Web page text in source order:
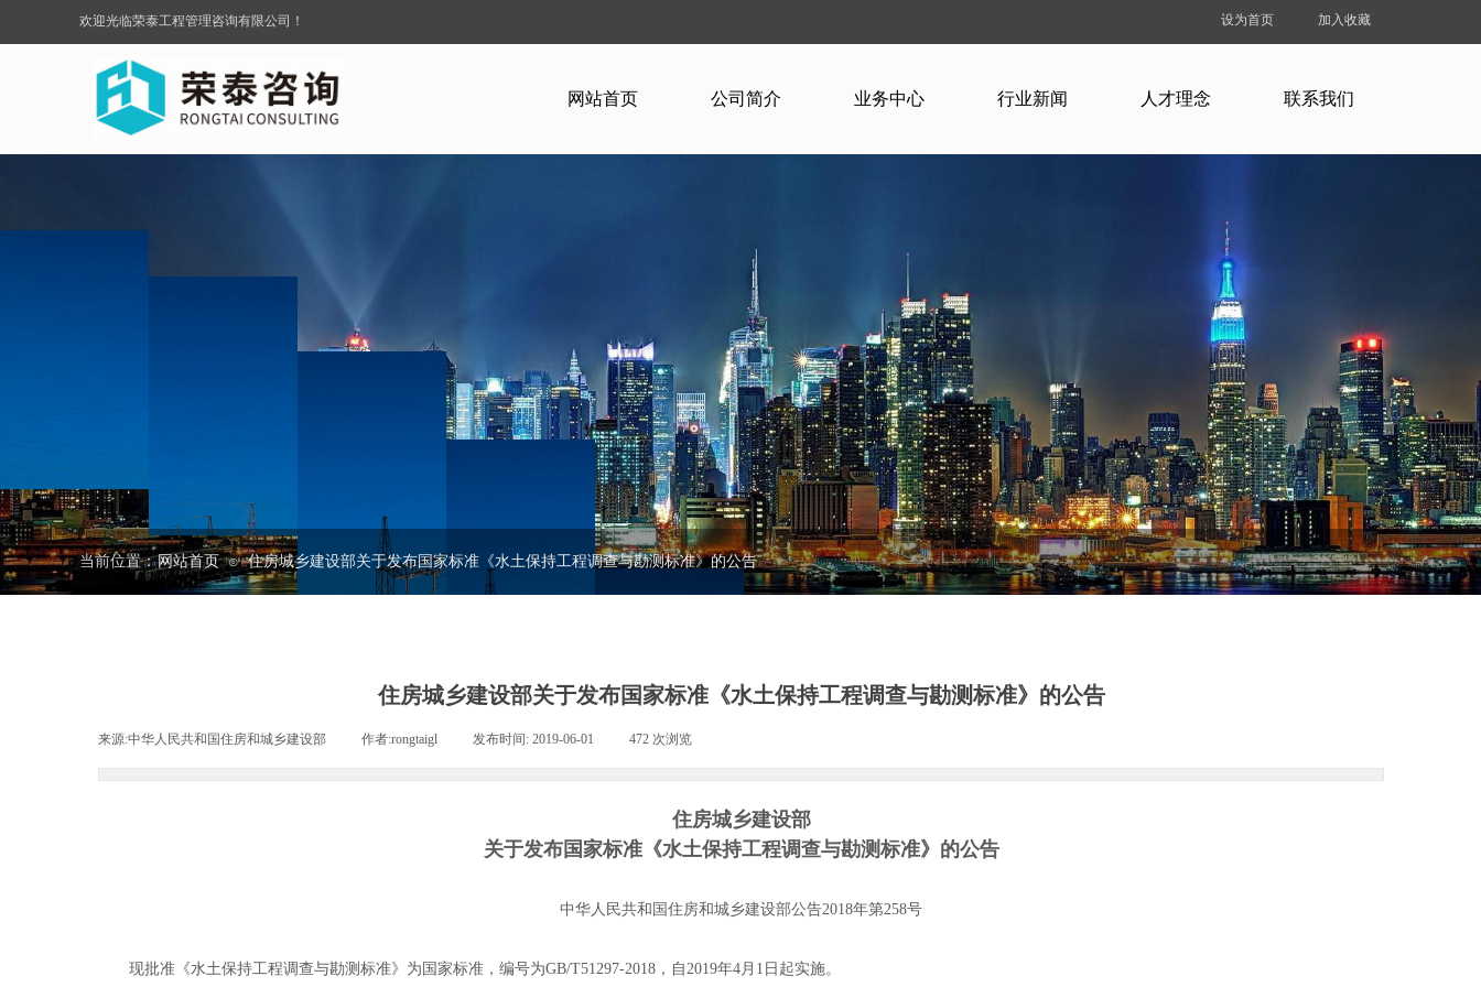
欢迎光临荣泰工程管理咨询有限公司！ 设为首页 加入收藏
网站首页 公司简介 业务中心 行业新闻 人才理念 联系我们
当前位置：网站首页 ⊙ 住房城乡建设部关于发布国家标准《水土保持工程调查与勘测标准》的公告
住房城乡建设部关于发布国家标准《水土保持工程调查与勘测标准》的公告
来源:中华人民共和国住房和城乡建设部 作者:rongtaigl 发布时间: 2019-06-01 472 次浏览
住房城乡建设部
关于发布国家标准《水土保持工程调查与勘测标准》的公告
中华人民共和国住房和城乡建设部公告2018年第258号
现批准《水土保持工程调查与勘测标准》为国家标准，编号为GB/T51297-2018，自2019年4月1日起实施。